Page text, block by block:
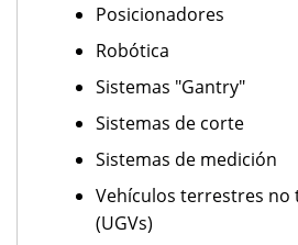
Posicionadores
Robótica
Sistemas "Gantry"
Sistemas de corte
Sistemas de medición
Vehículos terrestres no
(UGVs)